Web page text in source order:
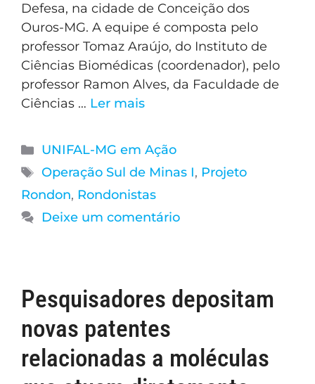
Defesa, na cidade de Conceição dos
Ouros-MG. A equipe é composta pelo
professor Tomaz Araújo, do Instituto de
Ciências Biomédicas (coordenador), pelo
professor Ramon Alves, da Faculdade de
Ciências … Ler mais
UNIFAL-MG em Ação
Operação Sul de Minas I, Projeto
Rondon, Rondonistas
Deixe um comentário
Pesquisadores depositam
novas patentes
relacionadas a moléculas